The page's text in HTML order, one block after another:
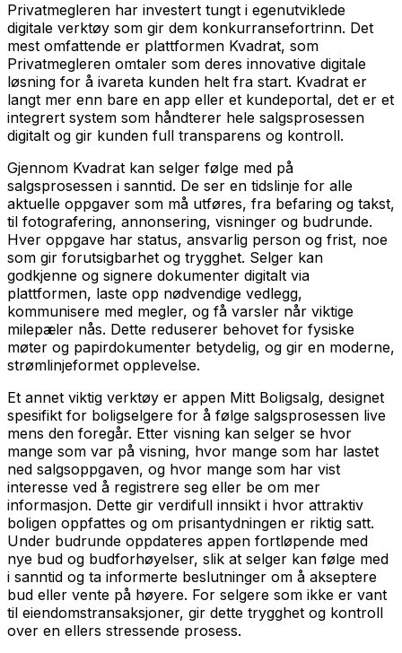
Privatmegleren har investert tungt i egenutviklede
digitale verktøy som gir dem konkurransefortrinn. Det
mest omfattende er plattformen Kvadrat, som
Privatmegleren omtaler som deres innovative digitale
løsning for å ivareta kunden helt fra start. Kvadrat er
langt mer enn bare en app eller et kundeportal, det er et
integrert system som håndterer hele salgsprosessen
digitalt og gir kunden full transparens og kontroll.
Gjennom Kvadrat kan selger følge med på
salgsprosessen i sanntid. De ser en tidslinje for alle
aktuelle oppgaver som må utføres, fra befaring og takst,
til fotografering, annonsering, visninger og budrunde.
Hver oppgave har status, ansvarlig person og frist, noe
som gir forutsigbarhet og trygghet. Selger kan
godkjenne og signere dokumenter digitalt via
plattformen, laste opp nødvendige vedlegg,
kommunisere med megler, og få varsler når viktige
milepæler nås. Dette reduserer behovet for fysiske
møter og papirdokumenter betydelig, og gir en moderne,
strømlinjeformet opplevelse.
Et annet viktig verktøy er appen Mitt Boligsalg, designet
spesifikt for boligselgere for å følge salgsprosessen live
mens den foregår. Etter visning kan selger se hvor
mange som var på visning, hvor mange som har lastet
ned salgsoppgaven, og hvor mange som har vist
interesse ved å registrere seg eller be om mer
informasjon. Dette gir verdifull innsikt i hvor attraktiv
boligen oppfattes og om prisantydningen er riktig satt.
Under budrunde oppdateres appen fortløpende med
nye bud og budforhøyelser, slik at selger kan følge med
i sanntid og ta informerte beslutninger om å akseptere
bud eller vente på høyere. For selgere som ikke er vant
til eiendomstransaksjoner, gir dette trygghet og kontroll
over en ellers stressende prosess.